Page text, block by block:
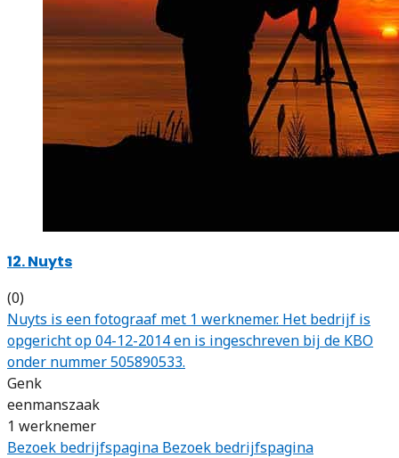
12. Nuyts
(0)
Nuyts is een fotograaf met 1 werknemer. Het bedrijf is
opgericht op 04-12-2014 en is ingeschreven bij de KBO
onder nummer 505890533.
Genk
eenmanszaak
1 werknemer
Bezoek bedrijfspagina Bezoek bedrijfspagina